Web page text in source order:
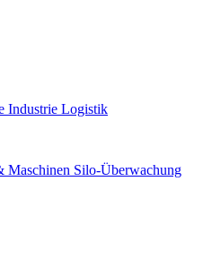
Industrie Logistik
Maschinen Silo-Überwachung